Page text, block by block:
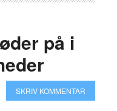
på i
SKRIV KOMMENTAR